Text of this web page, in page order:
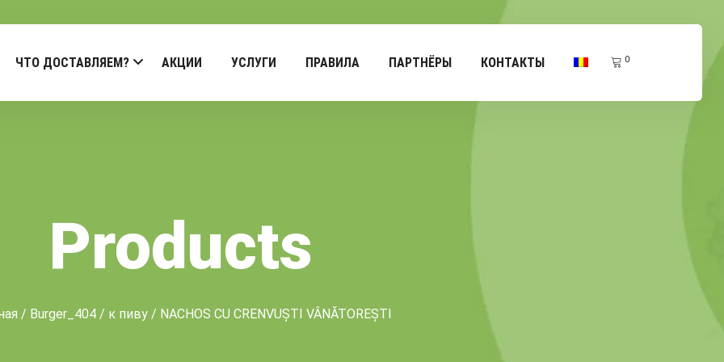
ЧТО ДОСТАВЛЯЕМ? АКЦИИ УСЛУГИ ПРАВИЛА ПАРТНЁРЫ КОНТАКТЫ 0
Products
/ Burger_404/ к пиву/ NACHOS CU CRENVUȘTI VÂNĂTOREȘTI